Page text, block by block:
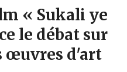
« Sukali ye
le débat sur
œuvres d'art